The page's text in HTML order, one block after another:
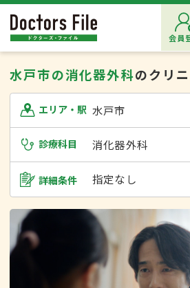
会員
水戸市の消化器外科のクリ
エリア・駅 水戸市
診療科目 消化器外科
詳細条件 指定なし